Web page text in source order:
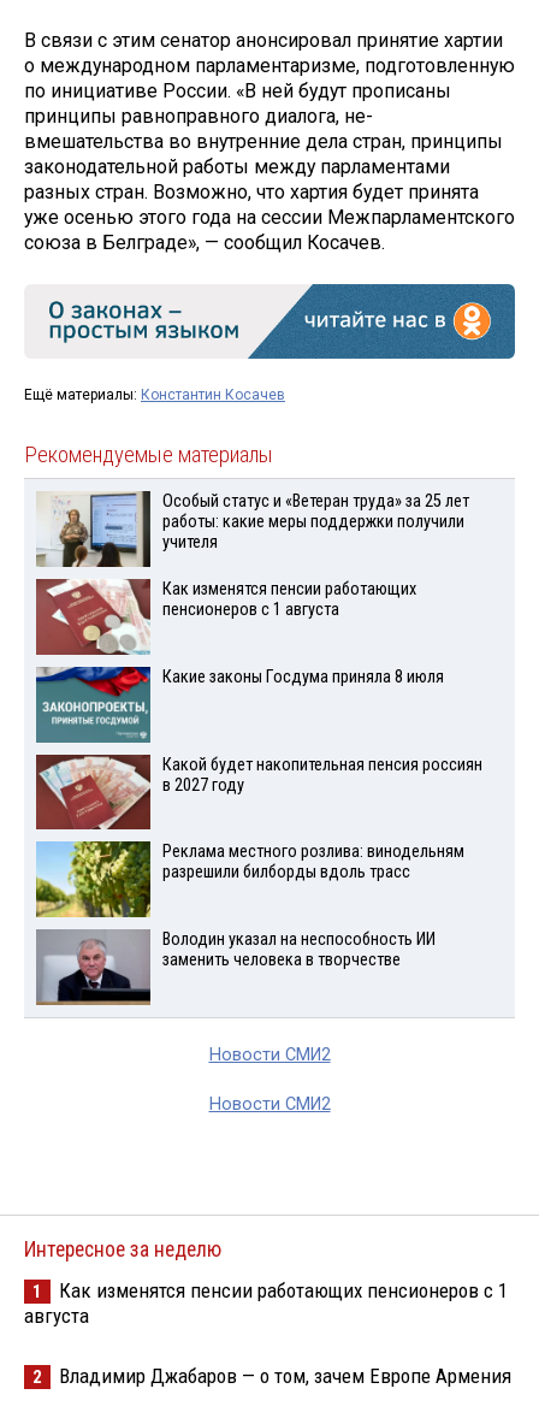
В связи с этим сенатор анонсировал принятие хартии
о международном парламентаризме, подготовленную
по инициативе России. «В ней будут прописаны
принципы равноправного диалога, не-
вмешательства во внутренние дела стран, принципы
законодательной работы между парламентами
разных стран. Возможно, что хартия будет принята
уже осенью этого года на сессии Межпарламентского
союза в Белграде», — сообщил Косачев.
Ещё материалы: Константин Косачев
Рекомендуемые материалы
Особый статус и «Ветеран труда» за 25 лет
работы: какие меры поддержки получили
учителя
Как изменятся пенсии работающих
пенсионеров с 1 августа
Какие законы Госдума приняла 8 июля
Какой будет накопительная пенсия россиян
в 2027 году
Реклама местного розлива: винодельням
разрешили билборды вдоль трасс
Володин указал на неспособность ИИ
заменить человека в творчестве
Новости СМИ2
Новости СМИ2
Интересное за неделю
1
Как изменятся пенсии работающих пенсионеров с 1
августа
2 Владимир Джабаров — о том, зачем Европе Армения